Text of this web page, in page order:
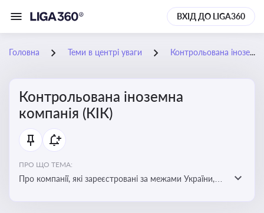
ВХІД ДО LIGA360
Головна Теми в центрі уваги Контрольована іноземна компанія (КІК)
Контрольована іноземна
компанія (КІК)
ПРО ЩО ТЕМА:
Про компанії, які зареєстровані за межами України,